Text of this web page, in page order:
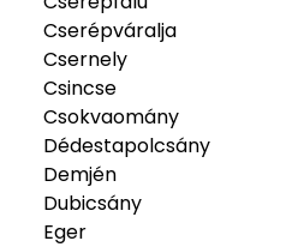
Cserépváralja
Csernely
Csincse
Csokvaomány
Dédestapolcsány
Demjén
Dubicsány
Eger